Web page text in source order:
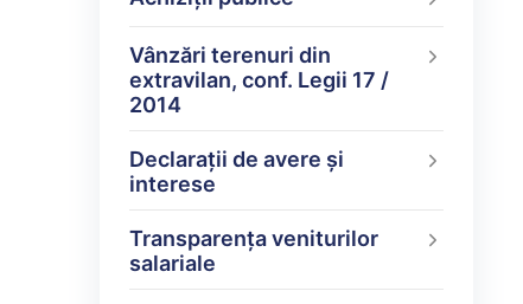
Vânzări terenuri din
extravilan, conf. Legii 17 /
2014
Declarații de avere şi
interese
Transparența veniturilor
salariale